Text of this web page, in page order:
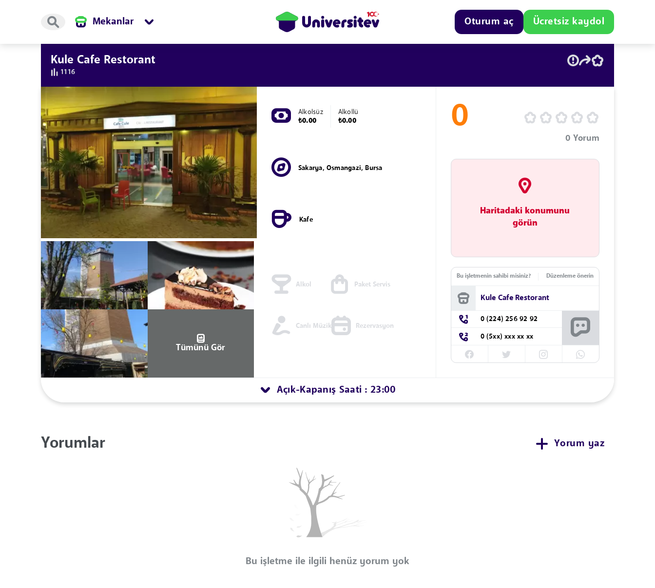
Mekanlar Oturum aç Ücretsiz kaydol
Kule Cafe Restorant
1116
Tümünü Gör
Alkolsüz
₺0.00
Alkollü
₺0.00
Sakarya, Osmangazi, Bursa
Kafe
Alkol Paket Servis
Canlı Müzik Rezervasyon
0
0 Yorum
Haritadaki konumunu
görün
Bu işletmenin sahibi misiniz? Düzenleme önerin
Kule Cafe Restorant
0 (224) 256 92 92
0 (5xx) xxx xx xx
Açık-Kapanış Saati : 23:00
Yorumlar Yorum yaz
Bu işletme ile ilgili henüz yorum yok